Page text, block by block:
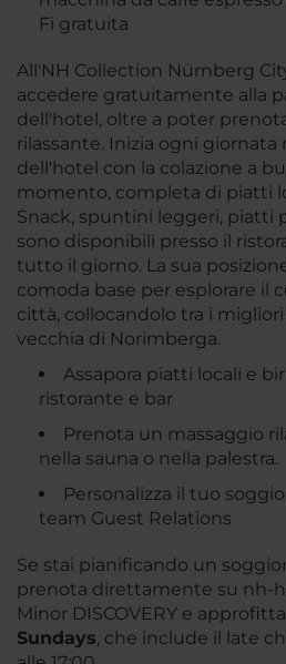
Fi gratuita
All'NH Collection Nürnberg
accedere gratuitamente alla
dell'hotel, oltre a poter
rilassante. Inizia ogni giornata
dell'hotel con la colazione a
momento, completa di piatti
Snack, spuntini leggeri, piatti
sono disponibili presso il
tutto il giorno. La sua
comoda base per esplorare il
città, collocandolo tra i
vecchia di Norimberga.
Assapora piatti locali e
ristorante e bar
Prenota un massaggio
nella sauna o nella palestra.
Personalizza il tuo
team Guest Relations
Se stai pianificando un
prenota direttamente su nh-
Minor DISCOVERY e
Sundays, che include il late